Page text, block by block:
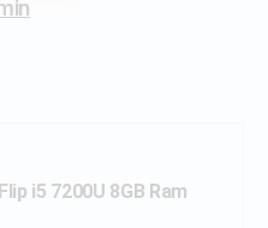
i5 7200U 8GB Ram